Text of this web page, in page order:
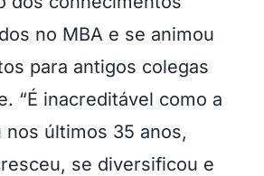
no MBA e se animou
para antigos colegas
“É inacreditável como a
nos últimos 35 anos,
se diversificou e